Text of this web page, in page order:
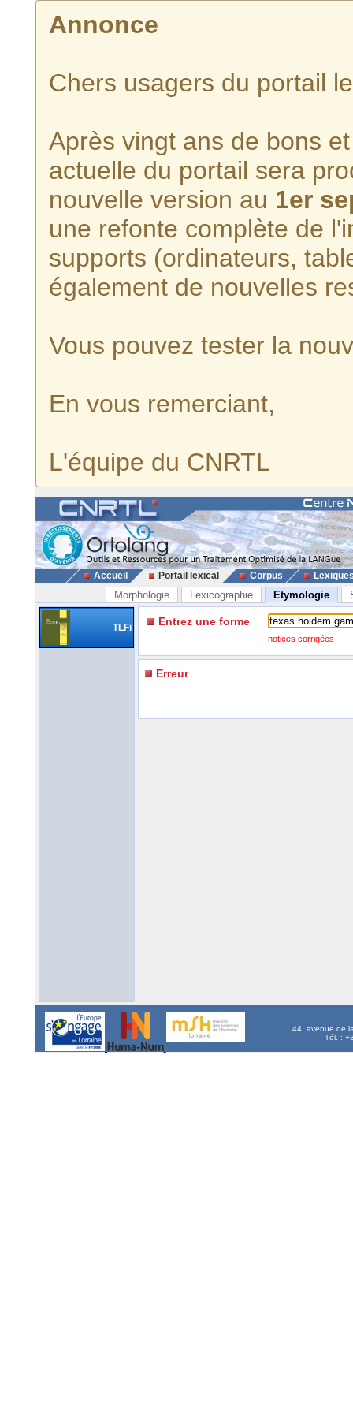
Annonce
Chers usagers du portail
Après vingt ans de bons
actuelle du portail sera
nouvelle version au 1er
une refonte complète de
supports (ordinateurs,
également de nouvelles
Vous pouvez tester la
En vous remerciant,
L'équipe du CNRTL
Accueil Portail lexical Corpus
Morphologie Lexicographie Etymologie
TLFi Entrez une forme
notices corrigées
Erreur
44, avenue de
Tél. :